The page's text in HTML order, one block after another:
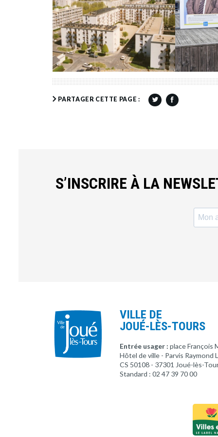
PARTAGER CETTE PAGE :
S’INSCRIRE À LA
VILLE DE
JOUÉ-LÈS-TOURS
Entrée usager : place François
Hôtel de ville - Parvis Raymond
CS 50108 - 37301 Joué-lès-
Standard : 02 47 39 70 00